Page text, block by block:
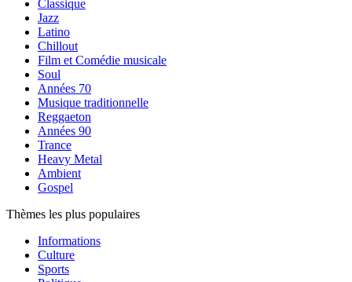
Classique
Jazz
Latino
Chillout
Film et Comédie musicale
Soul
Années 70
Musique traditionnelle
Reggaeton
Années 90
Trance
Heavy Metal
Ambient
Gospel
Thèmes les plus populaires
Informations
Culture
Sports